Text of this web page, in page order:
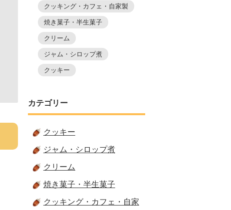
クッキング・カフェ・自家製
焼き菓子・半生菓子
クリーム
ジャム・シロップ煮
クッキー
カテゴリー
クッキー
ジャム・シロップ煮
クリーム
焼き菓子・半生菓子
クッキング・カフェ・自家